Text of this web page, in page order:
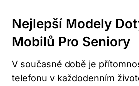
Nejlepší Modely
Mobilů Pro Seniory
V současné době je
telefonu v každodenním